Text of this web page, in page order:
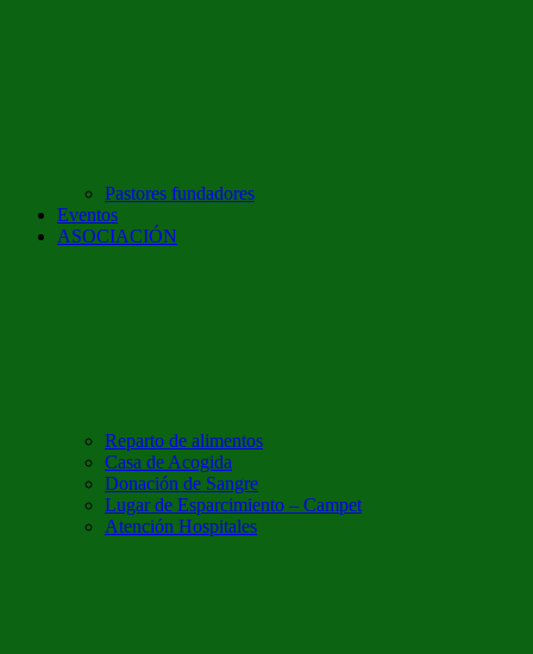
Pastores fundadores
Eventos
ASOCIACIÓN
Reparto de alimentos
Casa de Acogida
Donación de Sangre
Lugar de Esparcimiento – Campet
Atención Hospitales